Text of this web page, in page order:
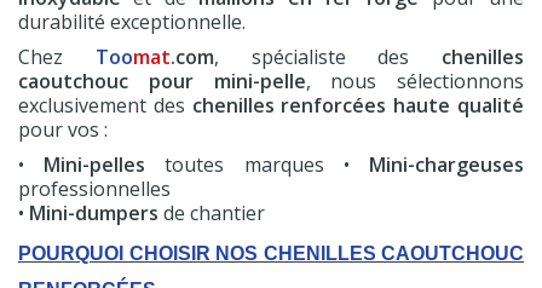
durabilité exceptionnelle.
Chez Toomat.com, spécialiste des chenilles
caoutchouc pour mini-pelle, nous sélectionnons
exclusivement des chenilles renforcées haute qualité
pour vos :
• Mini-pelles toutes marques • Mini-chargeuses
professionnelles
• Mini-dumpers de chantier
POURQUOI CHOISIR NOS CHENILLES CAOUTCHOUC